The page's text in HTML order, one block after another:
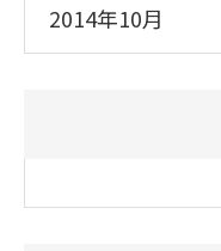
2014年10月